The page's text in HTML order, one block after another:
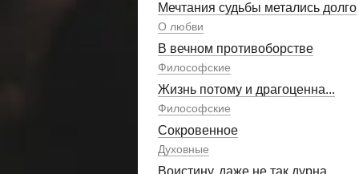
Мечтания судьбы метались долго
О любви
В вечном противоборстве
Философские
Жизнь потому и драгоценна...
Философские
Сокровенное
Духовные
Воистину, даже не так дурна...